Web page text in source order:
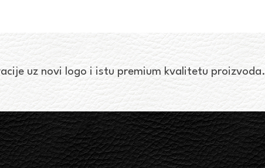
uz novi logo i istu premium kvalitetu proizvoda.